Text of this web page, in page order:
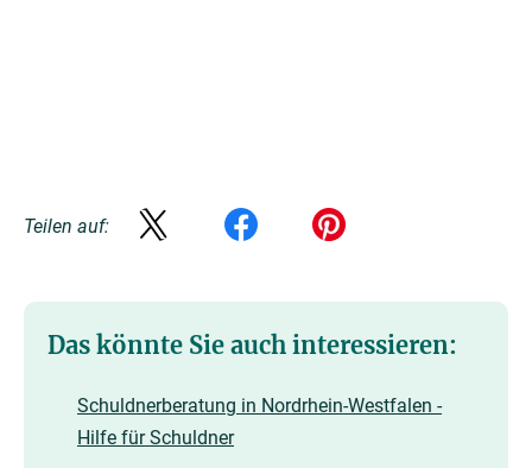
Teilen auf:
Das könnte Sie auch interessieren:
Schuldnerberatung in Nordrhein-Westfalen -
Hilfe für Schuldner